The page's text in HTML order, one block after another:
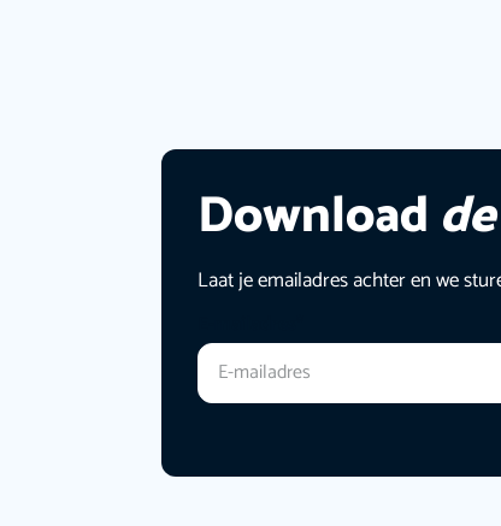
Download
Laat je emailadres achter en we